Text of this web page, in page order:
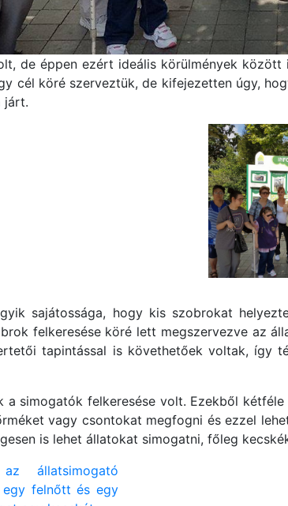
de éppen ezért ideális körülmények
cél köré szerveztük, de kifejezetten úgy,
járt.
sajátossága, hogy kis szobrokat
felkeresése köré lett megszervezve az
tapintással is követhetőek voltak, így
a simogatók felkeresése volt. Ezekből
vagy csontokat megfogni és ezzel
is lehet állatokat simogatni, főleg